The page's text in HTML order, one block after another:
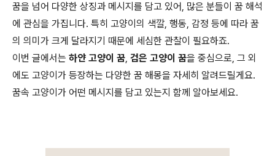
꿈을 넘어 다양한 상징과 메시지를 담고 있어, 많은 분들이 꿈 해석
에 관심을 가집니다. 특히 고양이의 색깔, 행동, 감정 등에 따라 꿈
의 의미가 크게 달라지기 때문에 세심한 관찰이 필요하죠.
이번 글에서는 하얀 고양이 꿈, 검은 고양이 꿈을 중심으로, 그 외
에도 고양이가 등장하는 다양한 꿈 해몽을 자세히 알려드릴게요.
꿈속 고양이가 어떤 메시지를 담고 있는지 함께 알아보세요.